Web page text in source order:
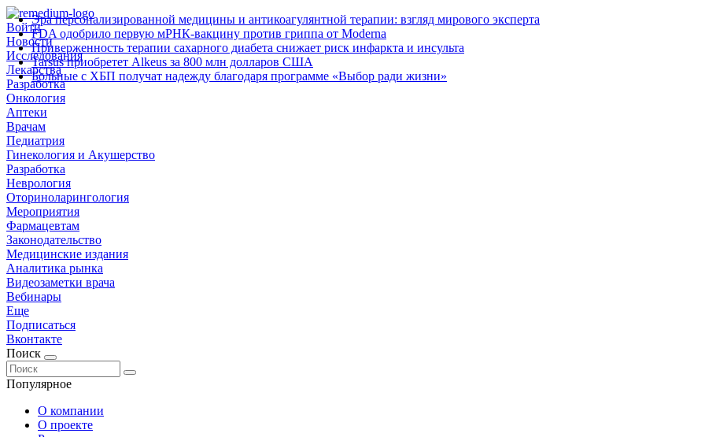
Войти
Новости
Исследования
Лекарства
Разработка
Онкология
Аптеки
Врачам
Педиатрия
Гинекология и Акушерство
Разработка
Неврология
Оториноларингология
Мероприятия
Фармацевтам
Законодательство
Медицинские издания
Аналитика рынка
Видеозаметки врача
Вебинары
Еще
Подписаться
Вконтакте
Поиск
Популярное
Эра персонализированной медицины и антикоагулянтной терапии: взгляд мирового эксперта
FDA одобрило первую мРНК‑вакцину против гриппа от Moderna
Приверженность терапии сахарного диабета снижает риск инфаркта и инсульта
Tarsus приобретет Alkeus за 800 млн долларов США
Больные с ХБП получат надежду благодаря программе «Выбор ради жизни»
О компании
О проекте